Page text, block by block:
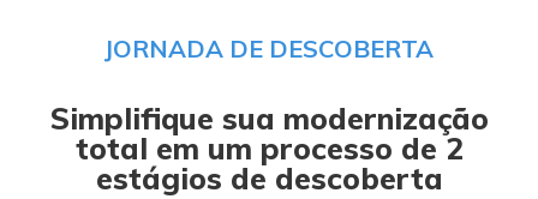
JORNADA DE DESCOBERTA
Simplifique sua modernização
total em um processo de 2
estágios de descoberta